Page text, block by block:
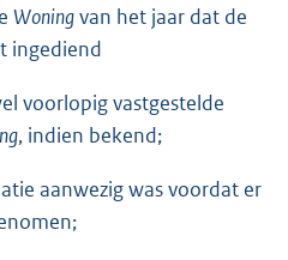
Woningvan het jaar dat de
ingediend
voorlopig vastgestelde
, indien bekend;
aanwezig was voordat er